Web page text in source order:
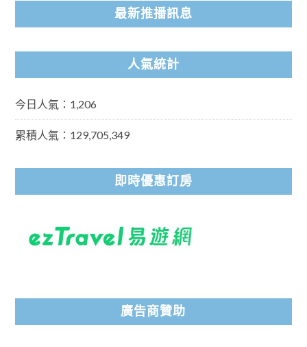
最新推播訊息
人氣統計
今日人氣：1,206
累積人氣：129,705,349
即時優惠訂房
廣告商贊助